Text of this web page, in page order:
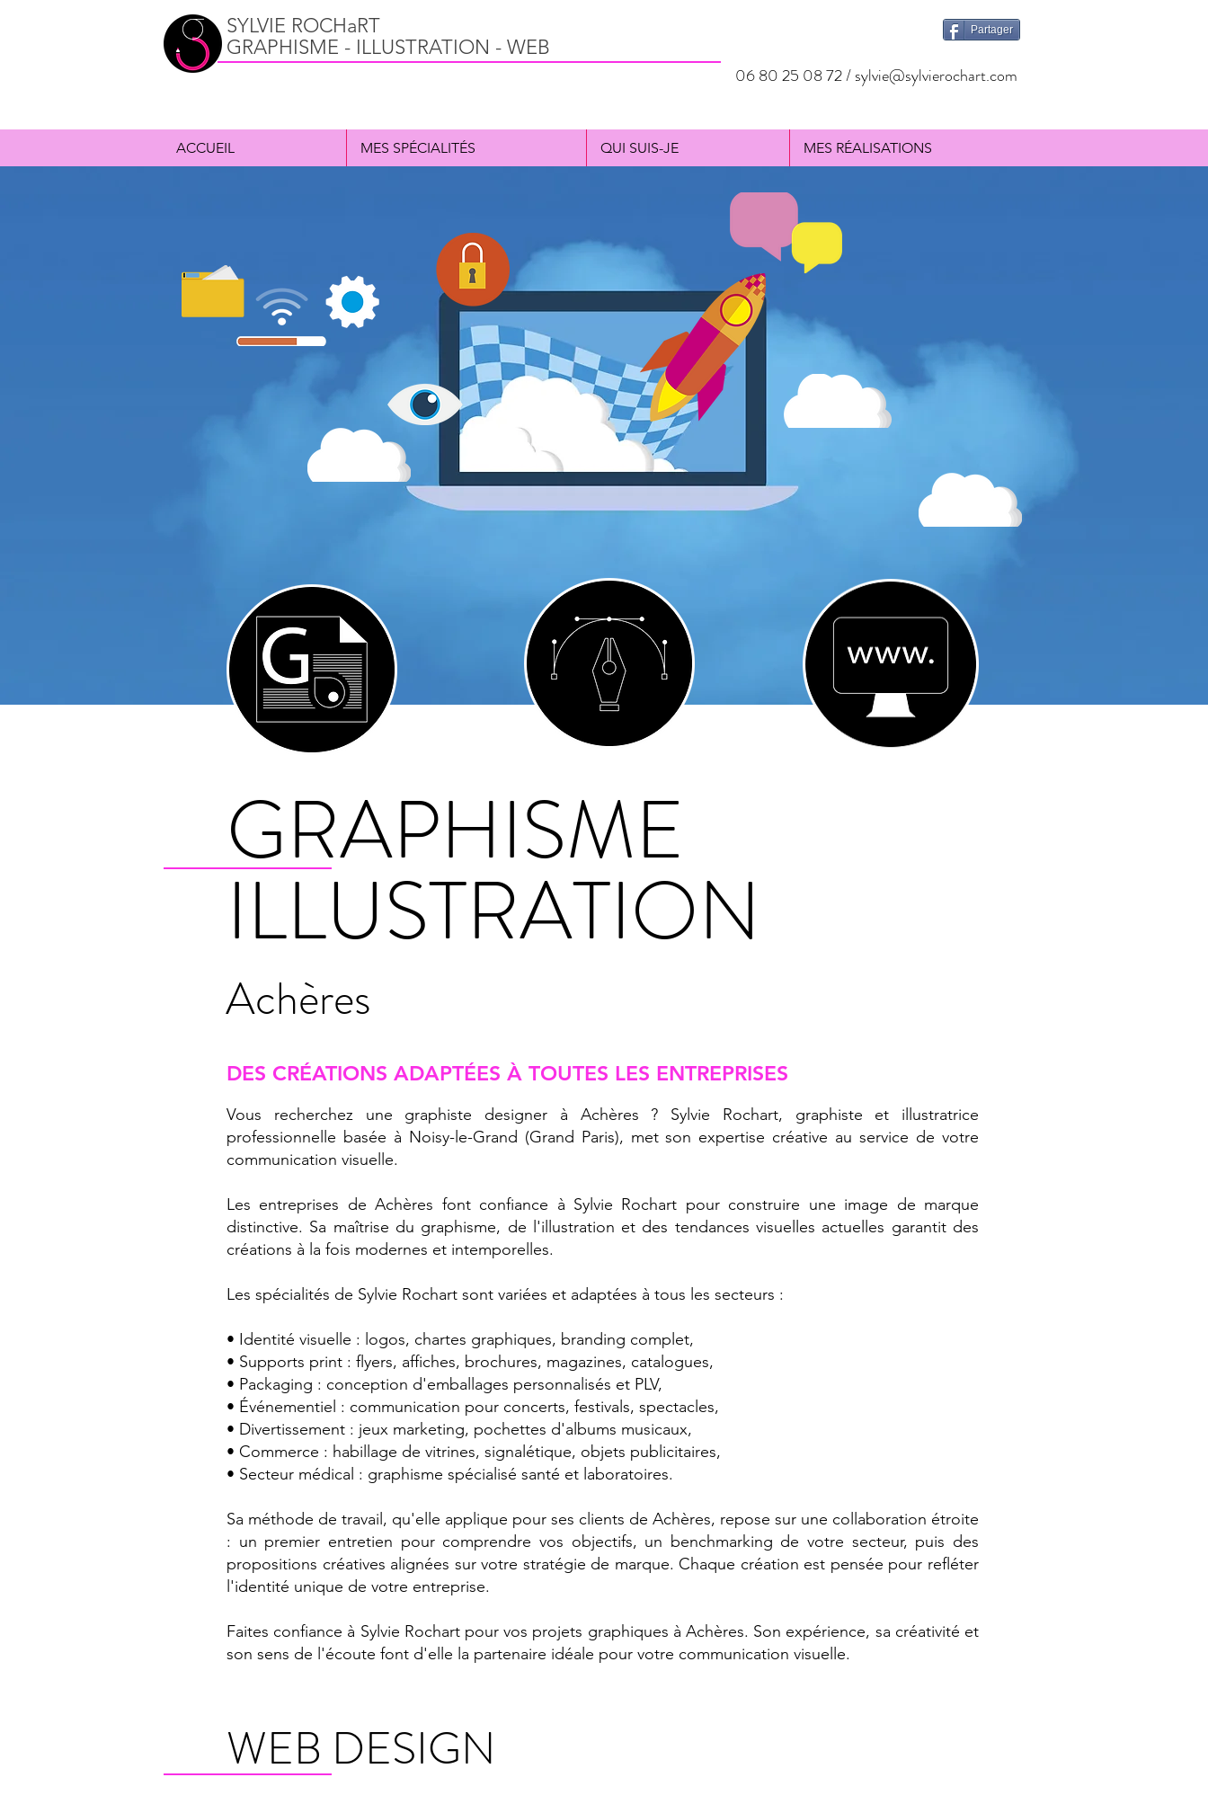
SYLVIE ROCHaRT
GRAPHISME - ILLUSTRATION - WEB
06 80 25 08 72 /sylvie@sylvierochart.com
Partager
ACCUEIL MES SPÉCIALITÉS QUI SUIS-JE MES RÉALISATIONS
GRAPHISME
ILLUSTRATION
Achères
DES CRÉATIONS ADAPTÉES À TOUTES LES ENTREPRISES
Vous recherchez une graphiste designer à Achères ? Sylvie Rochart, graphiste et illustratrice
professionnelle basée à Noisy-le-Grand (Grand Paris), met son expertise créative au service de votre
communication visuelle.
Les entreprises de Achères font confiance à Sylvie Rochart pour construire une image de marque
distinctive. Sa maîtrise du graphisme, de l'illustration et des tendances visuelles actuelles garantit des
créations à la fois modernes et intemporelles.
Les spécialités de Sylvie Rochart sont variées et adaptées à tous les secteurs :
• Identité visuelle : logos, chartes graphiques, branding complet,
• Supports print : flyers, affiches, brochures, magazines, catalogues,
• Packaging : conception d'emballages personnalisés et PLV,
• Événementiel : communication pour concerts, festivals, spectacles,
• Divertissement : jeux marketing, pochettes d'albums musicaux,
• Commerce : habillage de vitrines, signalétique, objets publicitaires,
• Secteur médical : graphisme spécialisé santé et laboratoires.
Sa méthode de travail, qu'elle applique pour ses clients de Achères, repose sur une collaboration étroite
: un premier entretien pour comprendre vos objectifs, un benchmarking de votre secteur, puis des
propositions créatives alignées sur votre stratégie de marque. Chaque création est pensée pour refléter
l'identité unique de votre entreprise.
Faites confiance à Sylvie Rochart pour vos projets graphiques à Achères. Son expérience, sa créativité et
son sens de l'écoute font d'elle la partenaire idéale pour votre communication visuelle.
WEB DESIGN